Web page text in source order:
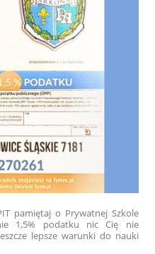
pamiętaj o Prywatnej Szkole
1,5% podatku nic Cię nie
lepsze warunki do nauki